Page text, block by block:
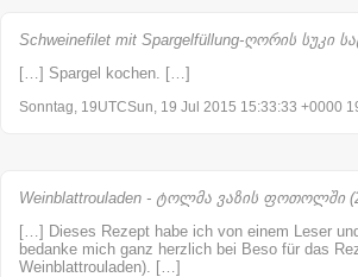
Schweinefilet mit Spargelfüllung-ღორის სუკი
[…] Spargel kochen. […]
Sonntag, 19UTCSun, 19 Jul 2015 15:33:33 +0000
Weinblattrouladen - ტოლმა ვაზის ფოთოლში
[…] Dieses Rezept habe ich von einem Leser
bedanke mich ganz herzlich bei Beso für das
Weinblattrouladen). […]